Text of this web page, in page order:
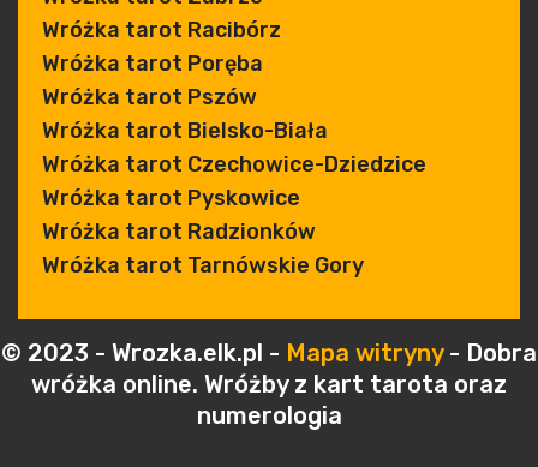
Wróżka tarot Racibórz
Wróżka tarot Poręba
Wróżka tarot Pszów
Wróżka tarot Bielsko-Biała
Wróżka tarot Czechowice-Dziedzice
Wróżka tarot Pyskowice
Wróżka tarot Radzionków
Wróżka tarot Tarnówskie Gory
© 2023 - Wrozka.elk.pl - Mapa witryny- Dobra
wróżka online. Wróżby z kart tarota oraz
numerologia